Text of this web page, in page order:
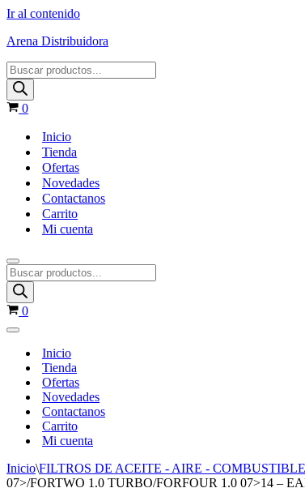
Ir al contenido
Arena Distribuidora
0
Inicio
Tienda
Ofertas
Novedades
Contactanos
Carrito
Mi cuenta
0
Inicio
Tienda
Ofertas
Novedades
Contactanos
Carrito
Mi cuenta
Inicio\FILTROS DE ACEITE - AIRE -
07>/FORTWO 1.0 TURBO/FORFOUR 1.0 07>14 –